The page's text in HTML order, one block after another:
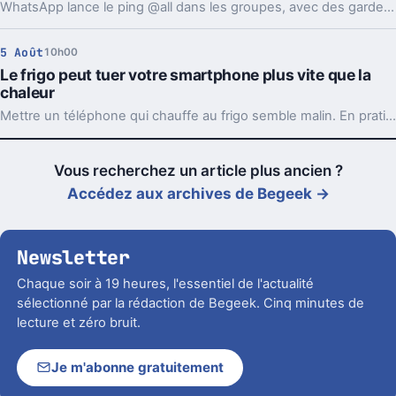
WhatsApp lance le ping @all dans les groupes, avec des garde-fous. Sondages et création de sous-groupes gagnent aussi en souplesse.
5 Août 10h00
Le frigo peut tuer votre smartphone plus vite que la
chaleur
Mettre un téléphone qui chauffe au frigo semble malin. En pratique, la condensation et le choc thermique peuvent l’abîmer bien plus vite.
Vous recherchez un article plus ancien ?
Accédez aux archives de Begeek →
Newsletter
Chaque soir à 19 heures, l'essentiel de l'actualité
sélectionné par la rédaction de Begeek. Cinq minutes de
lecture et zéro bruit.
Je m'abonne gratuitement